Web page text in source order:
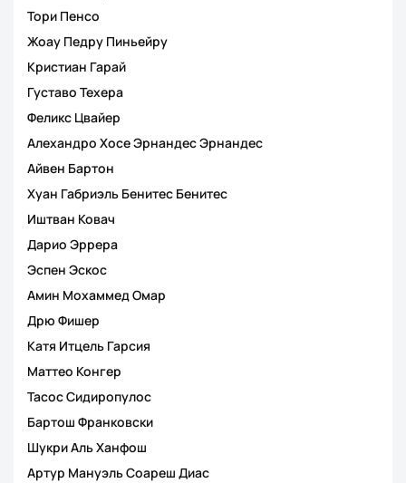
Тори Пенсо
Жоау Педру Пиньейру
Кристиан Гарай
Густаво Техера
Феликс Цвайер
Алехандро Хосе Эрнандес Эрнандес
Айвен Бартон
Хуан Габриэль Бенитес Бенитес
Иштван Ковач
Дарио Эррера
Эспен Эскос
Амин Мохаммед Омар
Дрю Фишер
Катя Итцель Гарсия
Маттео Конгер
Тасос Сидиропулос
Бартош Франковски
Шукри Аль Ханфош
Артур Мануэль Соареш Диас